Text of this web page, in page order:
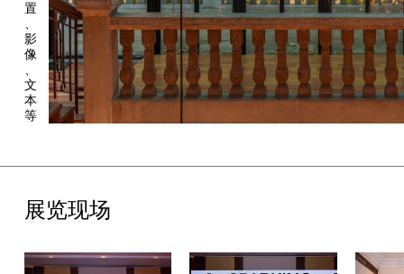
百年历史的“新天地壹号”建筑空间内展示他们的创作成果，这些艺
术家们不仅兼具本土意识与国际视野，具备跨学科的多元视角，他
们的艺术作品也为我们扩展在地性的边界，剖析青年艺术家生态及
创作面貌，提供了富有质感的鲜活样本。此外，作为本届艺术季的
独家艺术合作媒体，拥有超过百年历史的艺术杂志ARTnews也将
携手“燃冉”
计划，带来主题视频《响亮的吻》，并于本次群展单元
中呈现，邀请观众共同见证不断演变的艺术力量。
年艺术家与品牌进行艺术商业跨界共创的平台。在对城市生活方式
的持续观察和泛户外运动的热潮之下，今年的
Salomon声音特别单元“侧耳 1947年的法国户外运
置
影
像
文
本
等
展览现场